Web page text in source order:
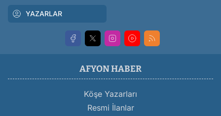
YAZARLAR
AFYON HABER
Köşe Yazarları
Resmi İlanlar